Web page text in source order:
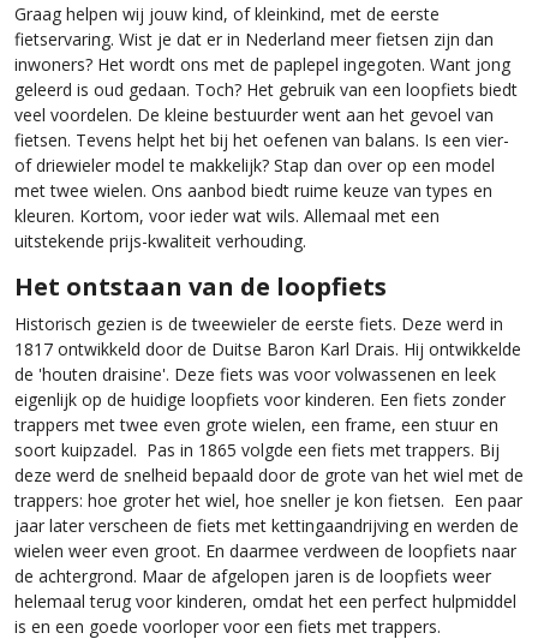
Graag helpen wij jouw kind, of kleinkind, met de eerste
fietservaring. Wist je dat er in Nederland meer fietsen zijn dan
inwoners? Het wordt ons met de paplepel ingegoten. Want jong
geleerd is oud gedaan. Toch? Het gebruik van een loopfiets biedt
veel voordelen. De kleine bestuurder went aan het gevoel van
fietsen. Tevens helpt het bij het oefenen van balans. Is een vier-
of driewieler model te makkelijk? Stap dan over op een model
met twee wielen. Ons aanbod biedt ruime keuze van types en
kleuren. Kortom, voor ieder wat wils. Allemaal met een
uitstekende prijs-kwaliteit verhouding.
Het ontstaan van de loopfiets
Historisch gezien is de tweewieler de eerste fiets. Deze werd in
1817 ontwikkeld door de Duitse Baron Karl Drais. Hij ontwikkelde
de 'houten draisine'. Deze fiets was voor volwassenen en leek
eigenlijk op de huidige loopfiets voor kinderen. Een fiets zonder
trappers met twee even grote wielen, een frame, een stuur en
soort kuipzadel. Pas in 1865 volgde een fiets met trappers. Bij
deze werd de snelheid bepaald door de grote van het wiel met de
trappers: hoe groter het wiel, hoe sneller je kon fietsen. Een paar
jaar later verscheen de fiets met kettingaandrijving en werden de
wielen weer even groot. En daarmee verdween de loopfiets naar
de achtergrond. Maar de afgelopen jaren is de loopfiets weer
helemaal terug voor kinderen, omdat het een perfect hulpmiddel
is en een goede voorloper voor een fiets met trappers.